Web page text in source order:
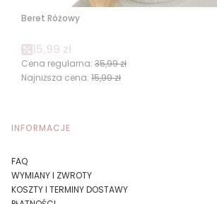
Beret Różowy
Cena promocyjna
15,99 zł
Cena regularna: 35,99 zł
Najniższa cena: 15,99 zł
Linki w stopce
INFORMACJE
FAQ
WYMIANY I ZWROTY
KOSZTY I TERMINY DOSTAWY